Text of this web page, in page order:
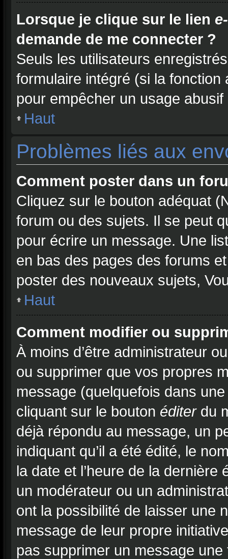
Lorsque je clique sur le lien
demande de me connecter ?
Seuls les utilisateurs
formulaire intégré (si la fonction
pour empêcher un usage
Haut
Problèmes liés aux
Comment poster dans un
Cliquez sur le bouton adéquat
forum ou des sujets. Il se peut
pour écrire un message. Une
en bas des pages des forums
poster des nouveaux sujets,
Haut
Comment modifier ou
À moins d’être administrateur
ou supprimer que vos propres
message (quelquefois dans
cliquant sur le bouton éditerdu
déjà répondu au message, un
indiquant qu’il a été édité, le
la date et l’heure de la dernière
un modérateur ou un
ont la possibilité de laisser une
message de leur propre
pas supprimer un message